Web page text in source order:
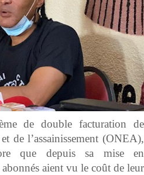
de double facturation de
de l’assainissement (ONEA),
que depuis sa mise en
aient vu le coût de leur